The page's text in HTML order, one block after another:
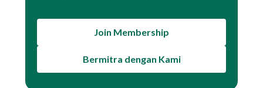
Join Membership
Bermitra dengan Kami